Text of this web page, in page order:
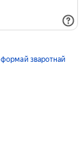
формай зваротнай